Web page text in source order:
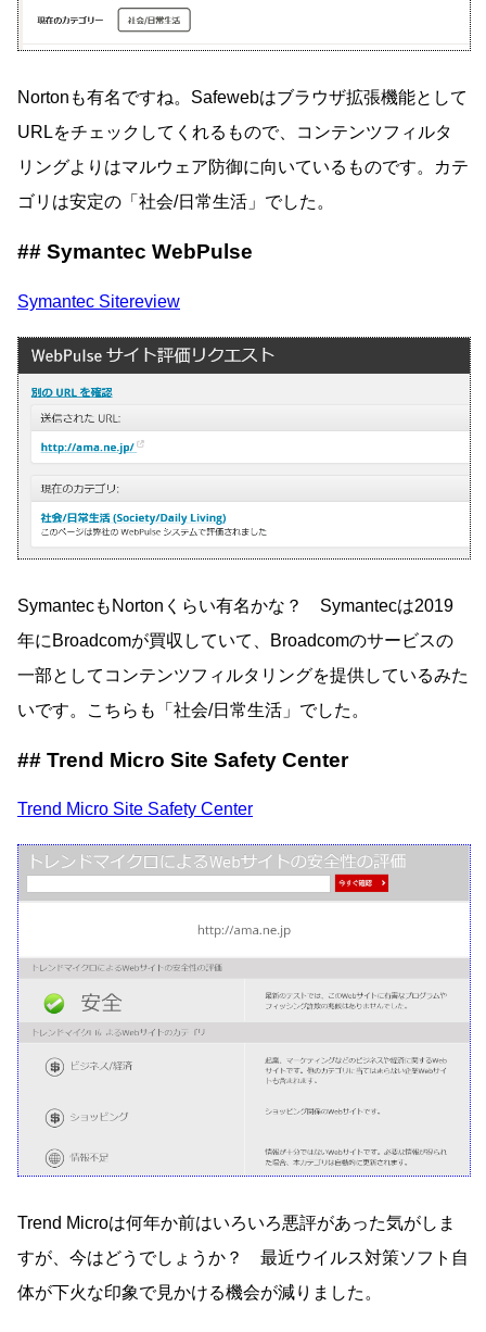
Nortonも有名ですね。Safewebはブラウザ拡張機能として
URLをチェックしてくれるもので、コンテンツフィルタ
リングよりはマルウェア防御に向いているものです。カテ
ゴリは安定の「社会/日常生活」でした。
Symantec WebPulse
Symantec Sitereview
SymantecもNortonくらい有名かな？ Symantecは2019
年にBroadcomが買収していて、Broadcomのサービスの
一部としてコンテンツフィルタリングを提供しているみた
いです。こちらも「社会/日常生活」でした。
Trend Micro Site Safety Center
Trend Micro Site Safety Center
Trend Microは何年か前はいろいろ悪評があった気がしま
すが、今はどうでしょうか？ 最近ウイルス対策ソフト自
体が下火な印象で見かける機会が減りました。